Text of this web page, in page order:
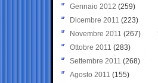
Gennaio 2012 (259)
Dicembre 2011 (223)
Novembre 2011 (267)
Ottobre 2011 (283)
Settembre 2011 (268)
Agosto 2011 (155)